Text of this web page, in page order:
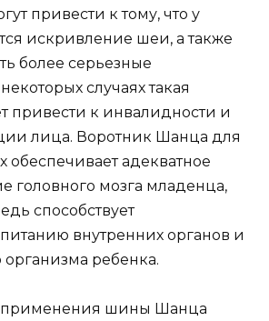
привести к тому, что у
искривление шеи, а также
более серьезные
случаях такая
привести к инвалидности и
лица. Воротник Шанца для
адекватное
головного мозга младенца,
способствует
внутренних органов и
организма ребенка.
применения шины Шанца